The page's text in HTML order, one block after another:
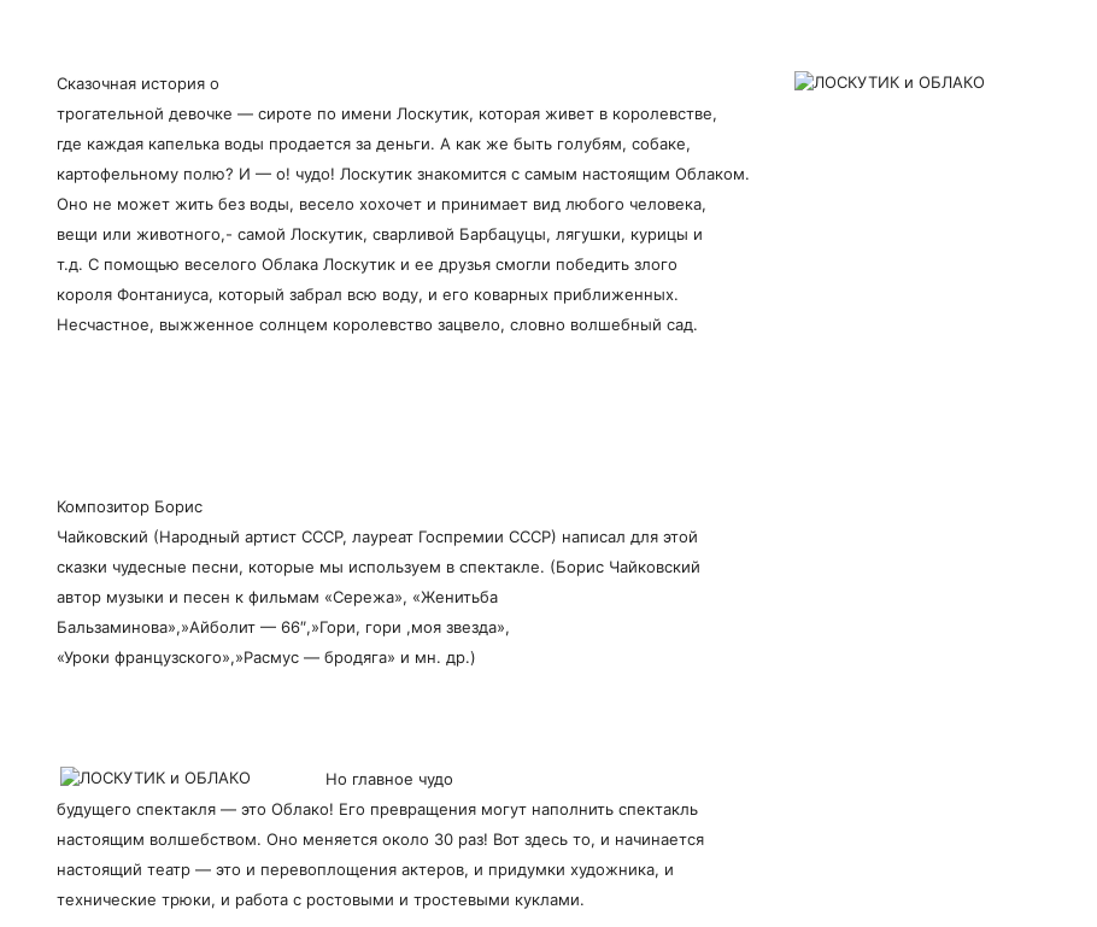
Сказочная история о
трогательной девочке — сироте по имени Лоскутик, которая живет в королевстве,
где каждая капелька воды продается за деньги. А как же быть голубям, собаке,
картофельному полю? И — о! чудо! Лоскутик знакомится с самым настоящим Облаком.
Оно не может жить без воды, весело хохочет и принимает вид любого человека,
вещи или животного,- самой Лоскутик, сварливой Барбацуцы, лягушки, курицы и
т.д. С помощью веселого Облака Лоскутик и ее друзья смогли победить злого
короля Фонтаниуса, который забрал всю воду, и его коварных приближенных.
Несчастное, выжженное солнцем королевство зацвело, словно волшебный сад.
Композитор Борис
Чайковский (Народный артист СССР, лауреат Госпремии СССР) написал для этой
сказки чудесные песни, которые мы используем в спектакле. (Борис Чайковский
автор музыки и песен к фильмам «Сережа», «Женитьба
Бальзаминова»,»Айболит — 66″,»Гори, гори ,моя звезда»,
«Уроки французского»,»Расмус — бродяга» и мн. др.)
Но главное чудо
будущего спектакля — это Облако! Его превращения могут наполнить спектакль
настоящим волшебством. Оно меняется около 30 раз! Вот здесь то, и начинается
настоящий театр — это и перевоплощения актеров, и придумки художника, и
технические трюки, и работа с ростовыми и тростевыми куклами.